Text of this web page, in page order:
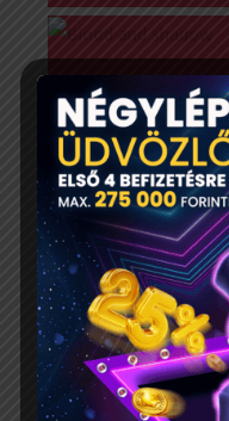
Blood And Shadow
Walk Of Shame
Pearl Harbor